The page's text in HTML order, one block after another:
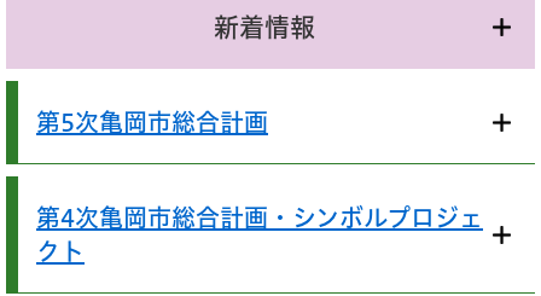
新着情報
第5次亀岡市総合計画
第4次亀岡市総合計画・シンボルプロジェ
クト